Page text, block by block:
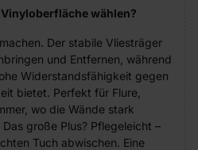
wählen?
Der stabile Vliesträger
und Entfernen, während
Widerstandsfähigkeit gegen
bietet. Perfekt für Flure,
wo die Wände stark
große Plus? Pflegeleicht –
Tuch abwischen. Eine